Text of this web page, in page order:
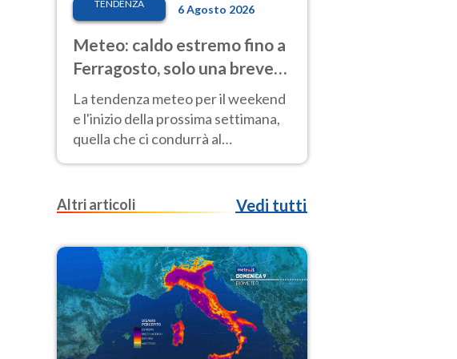
TENDENZA 6 Agosto 2026
Meteo: caldo estremo fino a
Ferragosto, solo una breve
pausa. Ecco dove
La tendenza meteo per il weekend
e l'inizio della prossima settimana,
quella che ci condurrà al
Ferragosto, vede ancora
Altri articoli
Vedi tutti